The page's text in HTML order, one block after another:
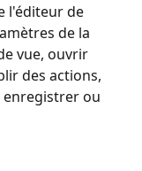
l'éditeur de
de la
vue, ouvrir
des actions,
ou